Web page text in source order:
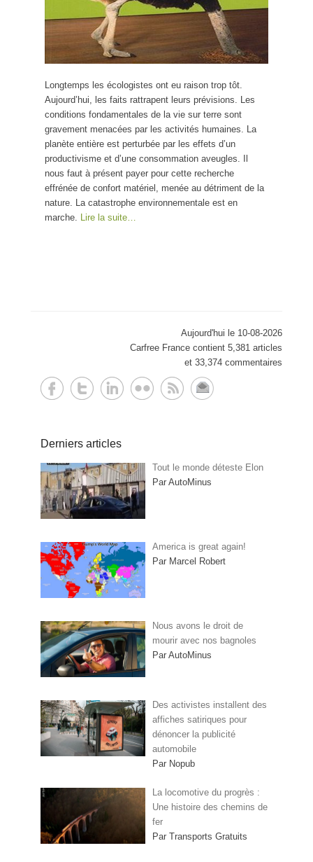
Longtemps les écologistes ont eu raison trop tôt.
Aujourd’hui, les faits rattrapent leurs prévisions. Les
conditions fondamentales de la vie sur terre sont
gravement menacées par les activités humaines. La
planète entière est perturbée par les effets d’un
productivisme et d’une consommation aveugles. Il
nous faut à présent payer pour cette recherche
effrénée de confort matériel, menée au détriment de la
nature. La catastrophe environnementale est en
marche.
Lire la suite…
Aujourd'hui le 10-08-2026
Carfree France contient 5,381 articles
et 33,374 commentaires
Derniers articles
Tout le monde déteste Elon
Par AutoMinus
America is great again!
Par Marcel Robert
Nous avons le droit de
mourir avec nos bagnoles
Par AutoMinus
Des activistes installent des
affiches satiriques pour
dénoncer la publicité
automobile
Par Nopub
La locomotive du progrès :
Une histoire des chemins de
fer
Par Transports Gratuits